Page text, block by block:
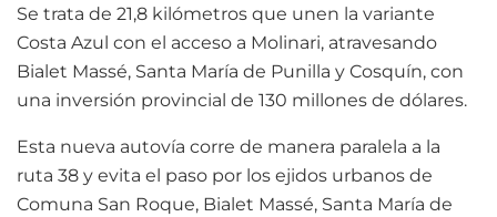
Se trata de 21,8 kilómetros que unen la variante
Costa Azul con el acceso a Molinari, atravesando
Bialet Massé, Santa María de Punilla y Cosquín, con
una inversión provincial de 130 millones de dólares.
Esta nueva autovía corre de manera paralela a la
ruta 38 y evita el paso por los ejidos urbanos de
Comuna San Roque, Bialet Massé, Santa María de